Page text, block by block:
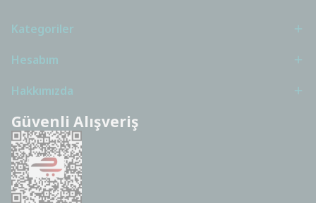
Kategoriler
Hesabım
Hakkımızda
Güvenli Alışveriş